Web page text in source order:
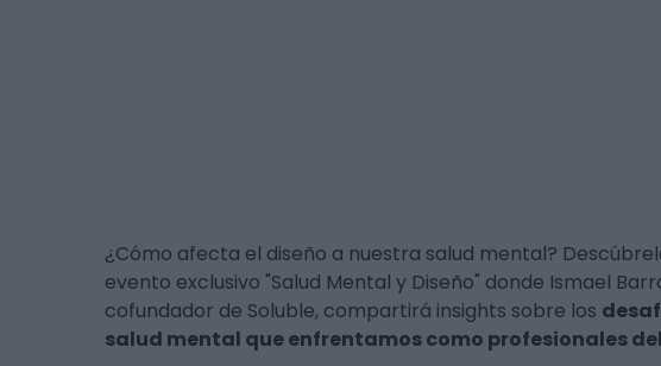
¿Cómo afecta el diseño a nuestra salud mental?
evento exclusivo "Salud Mental y Diseño" donde Ismael
cofundador de Soluble, compartirá insights sobre los
salud mental que enfrentamos como profesionales